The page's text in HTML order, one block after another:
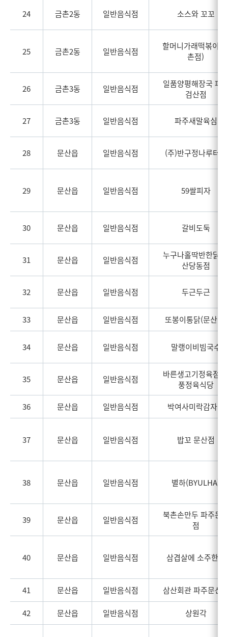
24 금촌2동 일반음식점 소스와 꼬꼬
25 금촌2동 일반음식점
할머니가래떡볶이(
촌점)
26 금촌3동 일반음식점
일품양평해장국 파
검산점
27 금촌3동 일반음식점 파주새말육심
28 문산읍 일반음식점 (주)반구정나루터집
29 문산읍 일반음식점 59쌀피자
30 문산읍 일반음식점 갈비도둑
31 문산읍 일반음식점
누구나홀딱반한닭
산당동점
32 문산읍 일반음식점 두근두근
33 문산읍 일반음식점 또봉이통닭(문산점)
34 문산읍 일반음식점 말랭이비빔국수
35 문산읍 일반음식점
바른생고기정육점
풍정육식당
36 문산읍 일반음식점 박여사미락감자탕
37 문산읍 일반음식점 밥꼬 문산점
38 문산읍 일반음식점 별하(BYULHA)
39 문산읍 일반음식점
북촌손만두 파주문
점
40 문산읍 일반음식점 삼겹살에 소주한잔
41 문산읍 일반음식점 삼산회관 파주문산
42 문산읍 일반음식점 상원각